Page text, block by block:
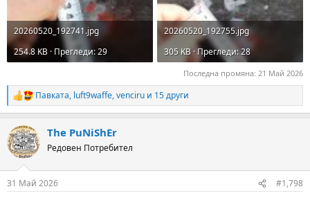
20260520_192741.jpg
254.8 KB · Прегледи: 29
20260520_192755.jpg
305 KB · Прегледи: 28
Последна промяна: 21 Май 2026
R
e
c
t
i
s
Павката, luft9waffe,venciru и 15 други
The PuNiShEr
Редовен Потребител
31 Май 2026 #1,798